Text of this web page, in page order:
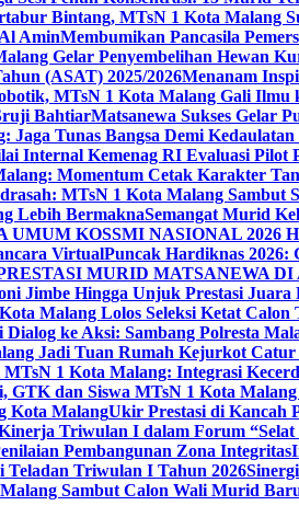
Bintang, MTsN 1 Kota Malang
AminMembumikan Pancasila
Gelar Penyembelihan Hewan
(ASAT) 2025/2026Menanam
MTsN 1 Kota Malang Gali
BahtiarMatsanewa Sukses Gelar
Jaga Tunas Bangsa Demi Kedaulatan
Internal Kemenag RI Evaluasi
Momentum Cetak Karakter
MTsN 1 Kota Malang Sambut
Lebih BermaknaSemangat Murid
KOSSMI NASIONAL 2026
VirtualPuncak Hardiknas 2026:
MURID MATSANEWA DI
Jimbe Hingga Unjuk Prestasi
Malang Lolos Seleksi Ketat
Dialog ke Aksi: Sambang Polresta
Jadi Tuan Rumah Kejurkot Catur
1 Kota Malang: Integrasi
GTK dan Siswa MTsN 1 Kota
Kota MalangUkir Prestasi di Kancah
Triwulan I dalam Forum “Selat
Pembangunan Zona Integritas
Teladan Triwulan I Tahun 2026
Sambut Calon Wali Murid